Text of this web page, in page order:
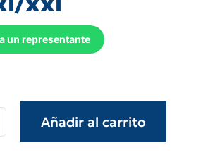
un representante
Añadir al carrito